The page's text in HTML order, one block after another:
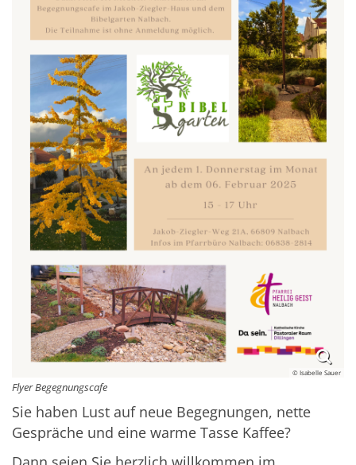
© Isabelle Sauer
Flyer Begegnungscafe
Sie haben Lust auf neue Begegnungen, nette
Gespräche und eine warme Tasse Kaffee?